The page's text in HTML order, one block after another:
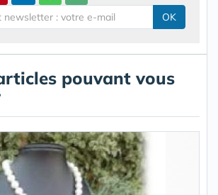
OK
pouvant vous